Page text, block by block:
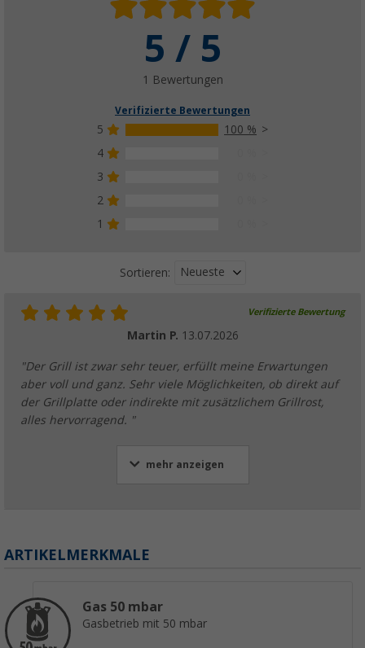
5 / 5
1 Bewertungen
Verifizierte Bewertungen
5
100 %
4
3
2
1
Sortieren: Neueste
Verifizierte Bewertung
Martin P. 13.07.2026
"Der Grill ist zwar sehr teuer, erfüllt meine Erwartungen
aber voll und ganz. Sehr viele Möglichkeiten, ob direkt auf
der Grillplatte oder indirekte mit zusätzlichem Grillrost,
alles hervorragend. "
mehr anzeigen
ARTIKELMERKMALE
Gas 50 mbar
Gasbetrieb mit 50 mbar